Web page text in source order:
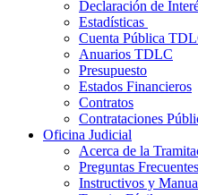
Declaración de
Estadísticas
Cuenta Pública
Anuarios TDLC
Presupuesto
Estados Financieros
Contratos
Contrataciones
Oficina Judicial
Acerca de la
Preguntas Frecuentes
Instructivos y